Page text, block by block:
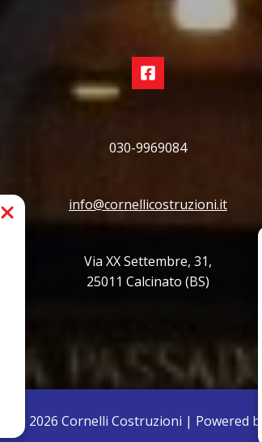
030-9969084
info@cornellicostruzioni.it
Via XX Settembre, 31,
25011 Calcinato (BS)
© 2026 Cornelli Costruzioni | Powered by